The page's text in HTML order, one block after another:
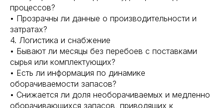
процессов?
• Прозрачны ли данные о производительности и
затратах?
4. Логистика и снабжение
• Бывают ли месяцы без перебоев с поставками
сырья или комплектующих?
• Есть ли информация по динамике
оборачиваемости запасов?
• Снижается ли доля необорачиваемых и медленно
оборачивающихся запасов, приводящих к